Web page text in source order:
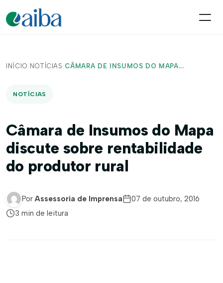
INÍCIO/ NOTÍCIAS /CÂMARA DE INSUMOS DO MAPA...
NOTÍCIAS
Câmara de Insumos do Mapa
discute sobre rentabilidade
do produtor rural
Por Assessoria de Imprensa
07 de outubro, 2016
3 min de leitura